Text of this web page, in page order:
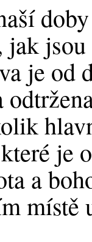
je od
je
a
místě